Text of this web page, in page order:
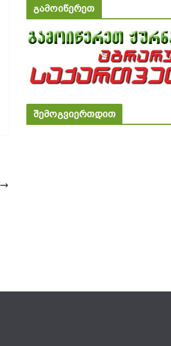
გამოიწერეთ
შემოგვიერთდით